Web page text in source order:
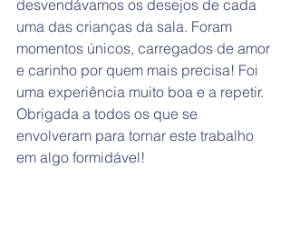
desvendávamos os desejos de cada
uma das crianças da sala. Foram
momentos únicos, carregados de amor
e carinho por quem mais precisa! Foi
uma experiência muito boa e a repetir.
Obrigada a todos os que se
envolveram para tornar este trabalho
em algo formidável!